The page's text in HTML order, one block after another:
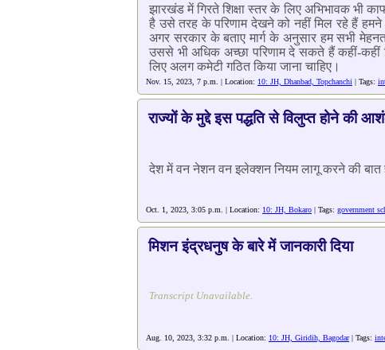
झारखंड में गिरते शिक्षा स्तर के लिए अभिभावक भी
है उसे तरह के परिणाम देखने को नहीं मिल रहे हैं हमने
अगर सरकार के बताए मार्ग के अनुसार हम सभी
उससे भी अधिक अच्छा परिणाम दे सकते हैं कहीं-कहीं
लिए अलग कमेटी गठित किया जाना चाहिए।
Nov. 15, 2023, 7 p.m. | Location: 10: JH, Dhanbad, Topchanchi | Tags:
राज्यों के मुद्दे इस पद्धति से विलुप्त होने की
देश में वन नेशन वन इलेक्शन नियम लागू करने की बात
Oct. 1, 2023, 3:05 p.m. | Location: 10: JH, Bokaro | Tags: government
मिशन इंद्रधनुष के बारे में जानकारी दिया
Transcript Unavailable.
Aug. 10, 2023, 3:32 p.m. | Location: 10: JH, Giridih, Bagodar| Tags: